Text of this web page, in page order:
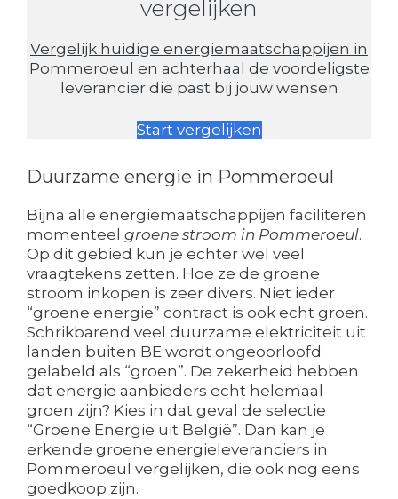
vergelijken
Vergelijk huidige energiemaatschappijen in
Pommeroeul en achterhaal de voordeligste
leverancier die past bij jouw wensen
Start vergelijken
Duurzame energie in Pommeroeul
Bijna alle energiemaatschappijen faciliteren
momenteel groene stroom in Pommeroeul.
Op dit gebied kun je echter wel veel
vraagtekens zetten. Hoe ze de groene
stroom inkopen is zeer divers. Niet ieder
“groene energie” contract is ook echt groen.
Schrikbarend veel duurzame elektriciteit uit
landen buiten BE wordt ongeoorloofd
gelabeld als “groen”. De zekerheid hebben
dat energie aanbieders echt helemaal
groen zijn? Kies in dat geval de selectie
“Groene Energie uit België”. Dan kan je
erkende groene energieleveranciers in
Pommeroeul vergelijken, die ook nog eens
goedkoop zijn.